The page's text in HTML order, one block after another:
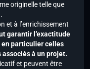
originelle telle que
et à l’enrichissement
garantir l’exactitude
particulier celles
à un projet.
et peuvent être